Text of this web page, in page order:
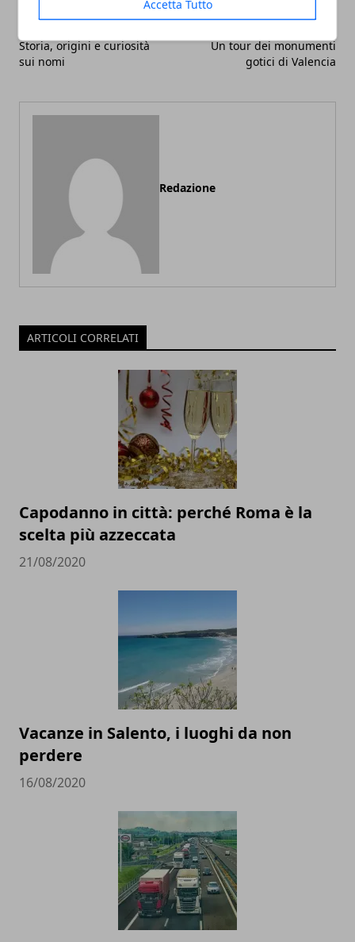
Accetta Tutto
Articolo Precedente
Storia, origini e curiosità
sui nomi
Articolo Successivo
Un tour dei monumenti
gotici di Valencia
Redazione
ARTICOLI CORRELATI
Capodanno in città: perché Roma è la
scelta più azzeccata
21/08/2020
Vacanze in Salento, i luoghi da non
perdere
16/08/2020